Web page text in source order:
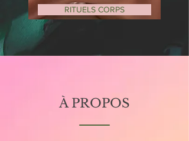
RITUELS CORPS
À PROPOS